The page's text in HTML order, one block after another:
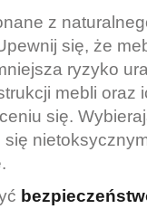
z
się, że
ryzyko
mebli oraz
się.